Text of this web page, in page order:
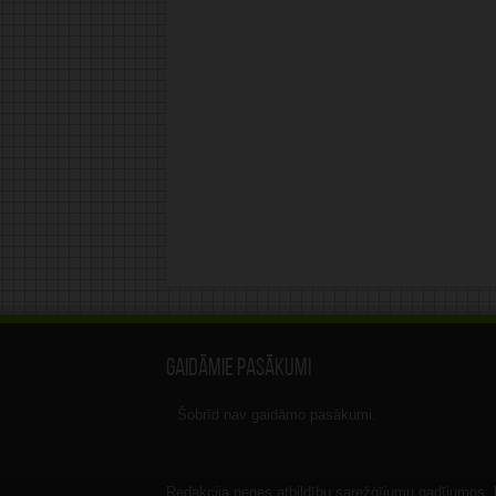
Gaidāmie pasākumi
Šobrīd nav gaidāmo pasākumi.
Redakcija nenes atbildību sarežģījumu